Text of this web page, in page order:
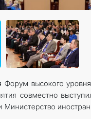
высокого
совместно